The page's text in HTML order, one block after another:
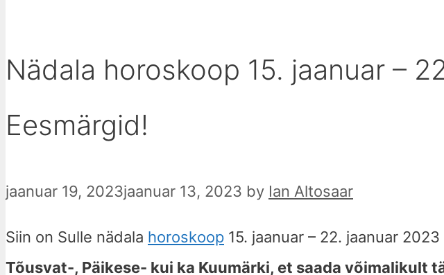
Nädala horoskoop 15. jaanuar –
Eesmärgid!
jaanuar 19, 2023jaanuar 13, 2023 by Ian Altosaar
Siin on Sulle nädala horoskoop 15. jaanuar – 22. jaanuar
Tõusvat-, Päikese- kui ka Kuumärki, et saada võimalikult